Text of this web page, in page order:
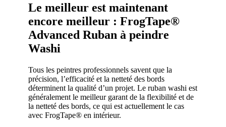
Le meilleur est maintenant
encore meilleur : FrogTape®
Advanced Ruban à peindre
Washi
Tous les peintres professionnels savent que la
précision, l’efficacité et la netteté des bords
déterminent la qualité d’un projet. Le ruban washi est
généralement le meilleur garant de la flexibilité et de
la netteté des bords, ce qui est actuellement le cas
avec FrogTape® en intérieur.